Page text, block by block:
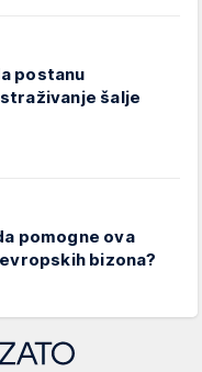
postanu
šalje
pomogne ova
bizona?